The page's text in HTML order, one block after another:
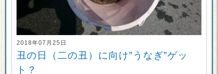
2018年07月25日
丑の日（二の丑）に向け”うなぎ”ゲッ
ト？